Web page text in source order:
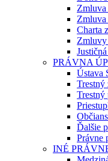
Charta
PRÁVNA
Ústava
Trestný
Trestný
Ďalšie
Právne
INÉ